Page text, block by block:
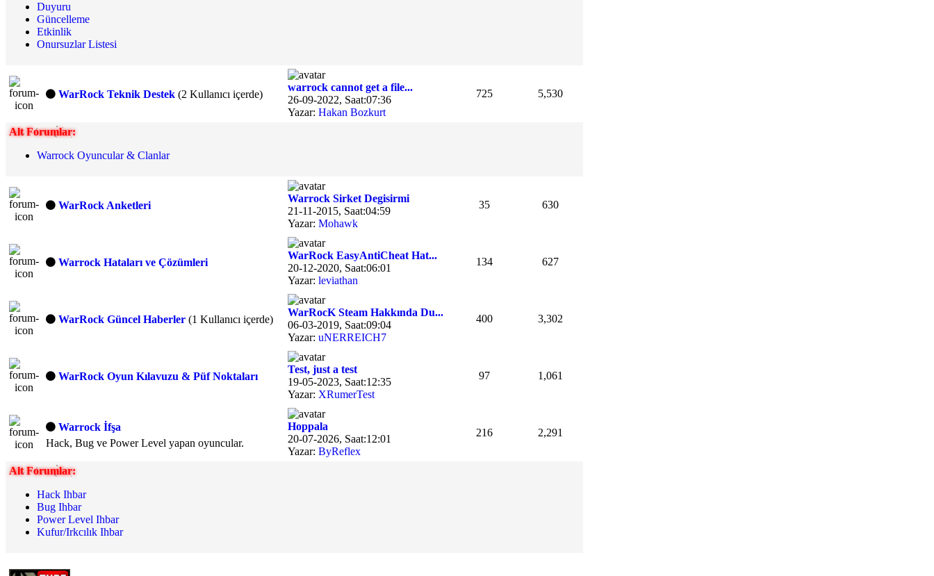
Duyuru
Güncelleme
Etkinlik
Onursuzlar Listesi
WarRock Teknik Destek (2 Kullanıcı içerde)
warrock cannot get a file...
26-09-2022, Saat:07:36
Yazar: Hakan Bozkurt
725 5,530
Alt Forumlar:
Warrock Oyuncular & Clanlar
WarRock Anketleri
Warrock Sirket Degisirmi
21-11-2015, Saat:04:59
Yazar: Mohawk
35 630
Warrock Hataları ve Çözümleri
WarRock EasyAntiCheat Hat...
20-12-2020, Saat:06:01
Yazar: leviathan
134 627
WarRock Güncel Haberler (1 Kullanıcı içerde)
WarRocK Steam Hakkında Du...
06-03-2019, Saat:09:04
Yazar: uNERREICH7
400 3,302
WarRock Oyun Kılavuzu & Püf Noktaları
Test, just a test
19-05-2023, Saat:12:35
Yazar: XRumerTest
97 1,061
Warrock İfşa
Hack, Bug ve Power Level yapan oyuncular.
Hoppala
20-07-2026, Saat:12:01
Yazar: ByReflex
216 2,291
Alt Forumlar:
Hack Ihbar
Bug Ihbar
Power Level Ihbar
Kufur/Irkcılık Ihbar